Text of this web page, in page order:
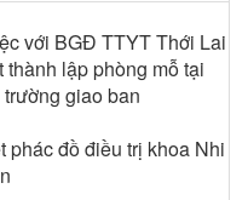
với BGĐ TTYT Thới Lai
thành lập phòng mỗ tại
giao ban
đồ điều trị khoa Nhi